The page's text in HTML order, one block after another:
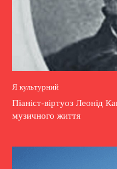
Я культурний
Піаніст-віртуоз Леонід
музичного життя